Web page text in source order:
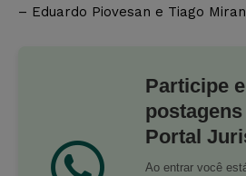
– Eduardo Piovesan e Tiago
Participe
Portal
Ao entrar você